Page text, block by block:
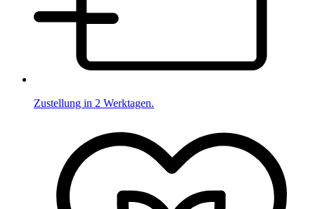
Zustellung in 2 Werktagen.